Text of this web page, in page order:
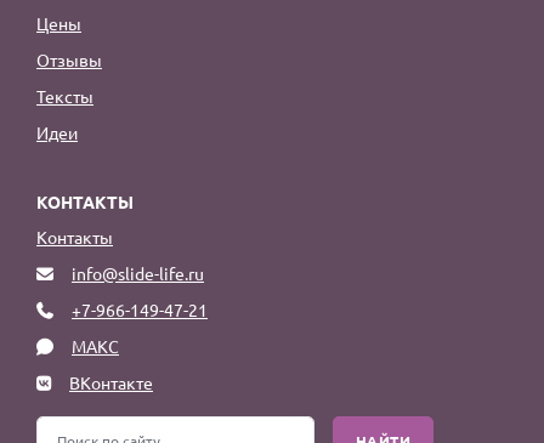
Цены
Отзывы
Тексты
Идеи
КОНТАКТЫ
Контакты
info@slide-life.ru
+7-966-149-47-21
МАКС
ВКонтакте